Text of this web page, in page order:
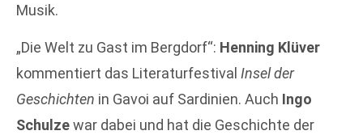
Musik.
„Die Welt zu Gast im Bergdorf“: Henning Klüver
kommentiert das Literaturfestival Insel der
Geschichten in Gavoi auf Sardinien. Auch Ingo
Schulzewar dabei und hat die Geschichte der